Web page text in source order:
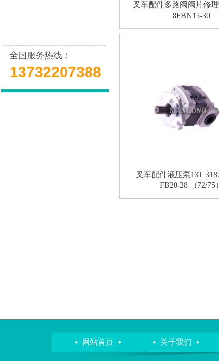
叉车配件多路阀阀片修
8FBN15-30
叉车配件液压泵13T
FB20-28 （72/75
全国服务热线：
13732207388
网站首页 关于我们